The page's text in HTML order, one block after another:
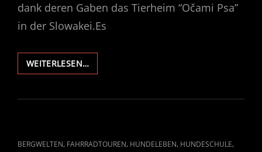
dank deren Gaben das Tierheim “Očami Psa”
in der Slowakei.Es
WEITERLESEN…DIE
AUGEN
HUNDES
CAT
BERGWELTEN, FAHRRADTOUREN, HUNDELEBEN, HUNDESCHULE,